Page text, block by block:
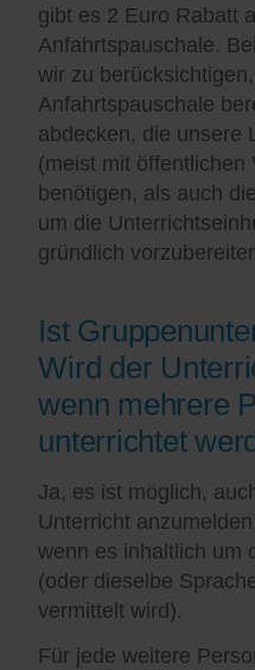
gibt es 2 Euro Rabatt
Anfahrtspauschale.
wir zu
Anfahrtspauschale
abdecken, die unsere
(meist mit öffentlichen
benötigen, als auch
um die
gründlich
Ist
Wird der
wenn mehrere
unterrichtet
Ja, es ist möglich,
Unterricht
wenn es inhaltlich um
(oder dieselbe
vermittelt wird).
Für jede weitere